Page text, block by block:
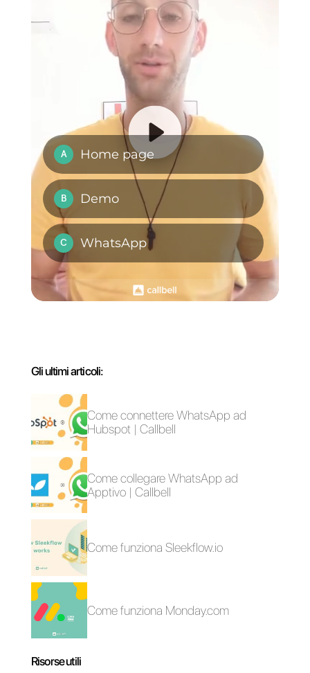
Carlo Morandi
Sull’autore: Ciao! Sono Carlo e sono uno dei co-
fondatori di Callbell , la prima piattaforma di
comunicazione pensata per aiutare team di vendita e
di supporto a collaborare e comunicare con i clienti
attraverso applicazioni di messaggistica diretta come
WhatsApp, Messenger, Telegram e Instagram Direct
Inserisci qui la tua e-mail:
Crea un account